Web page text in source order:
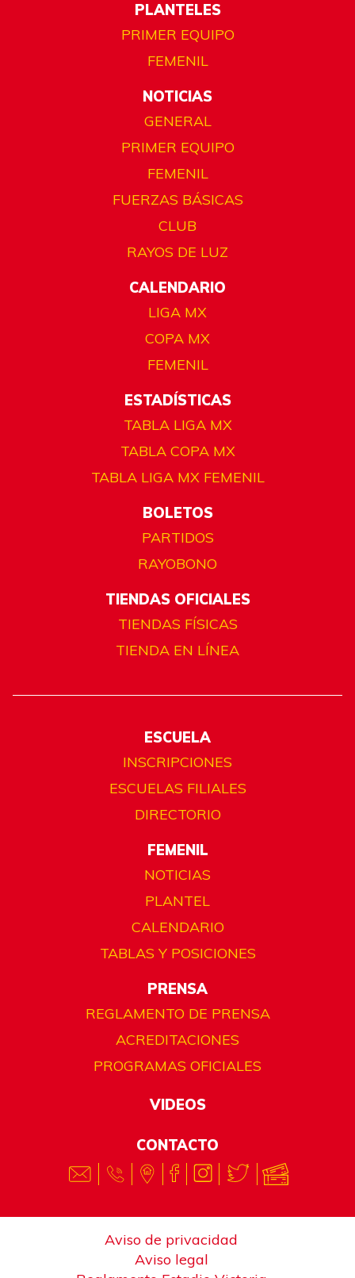
PLANTELES
PRIMER EQUIPO
FEMENIL
NOTICIAS
GENERAL
PRIMER EQUIPO
FEMENIL
FUERZAS BÁSICAS
CLUB
RAYOS DE LUZ
CALENDARIO
LIGA MX
COPA MX
FEMENIL
ESTADÍSTICAS
TABLA LIGA MX
TABLA COPA MX
TABLA LIGA MX FEMENIL
BOLETOS
PARTIDOS
RAYOBONO
TIENDAS OFICIALES
TIENDAS FÍSICAS
TIENDA EN LÍNEA
ESCUELA
INSCRIPCIONES
ESCUELAS FILIALES
DIRECTORIO
FEMENIL
NOTICIAS
PLANTEL
CALENDARIO
TABLAS Y POSICIONES
PRENSA
REGLAMENTO DE PRENSA
ACREDITACIONES
PROGRAMAS OFICIALES
VIDEOS
CONTACTO
Aviso de privacidad
Aviso legal